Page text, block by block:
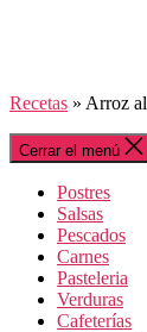
Recetas » Arroz
Cerrar el menú
Postres
Salsas
Pescados
Carnes
Pasteleria
Verduras
Cafeterías